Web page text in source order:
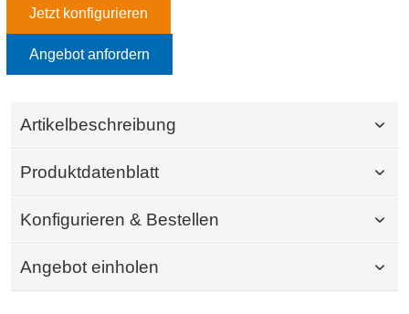
Jetzt konfigurieren
Angebot anfordern
Artikelbeschreibung
Produktdatenblatt
Konfigurieren & Bestellen
Angebot einholen